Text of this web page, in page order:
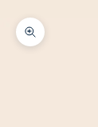
Bild vergrößern